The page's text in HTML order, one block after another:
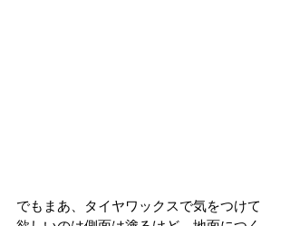
でもまあ、タイヤワックスで気をつけて